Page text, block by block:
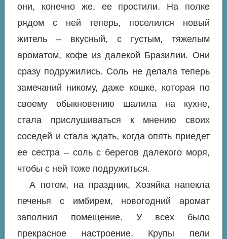
они, конечно же, ее простили. На полке
рядом с ней теперь, поселился новый
житель – вкусный, с густым, тяжелым
ароматом, кофе из далекой Бразилии. Они
сразу подружились. Соль не делала теперь
замечаний никому, даже кошке, которая по
своему обыкновению шалила на кухне,
стала прислушиваться к мнению своих
соседей и стала ждать, когда опять приедет
ее сестра – соль с берегов далекого моря,
чтобы с ней тоже подружиться.
А потом, на праздник, Хозяйка напекла
печенья с имбирем, новогодний аромат
заполнил помещение. У всех было
прекрасное настроение. Крупы пели